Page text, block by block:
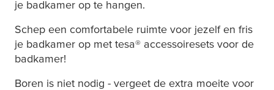
je badkamer op te hangen.
Schep een comfortabele ruimte voor jezelf en fris
je badkamer op met tesa® accessoiresets voor de
badkamer!
Boren is niet nodig - vergeet de extra moeite voor